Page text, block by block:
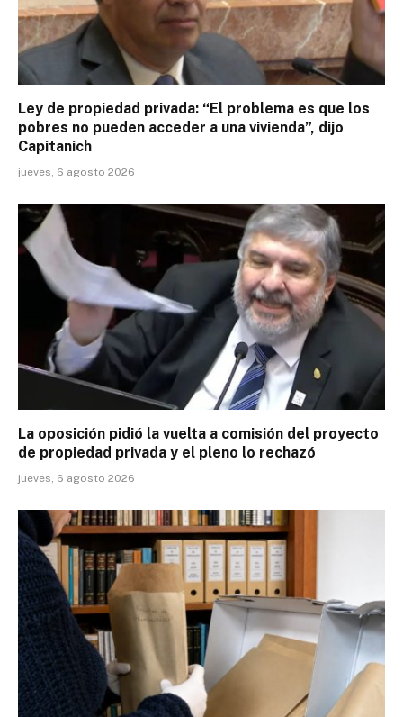
Ley de propiedad privada: “El problema es que los
pobres no pueden acceder a una vivienda”, dijo
Capitanich
jueves, 6 agosto 2026
La oposición pidió la vuelta a comisión del proyecto
de propiedad privada y el pleno lo rechazó
jueves, 6 agosto 2026